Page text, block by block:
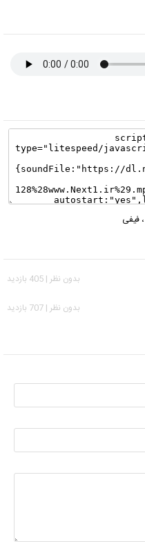
،فیفی
بدون نظر | 405 بازدید
بدون نظر | 707 بازدید